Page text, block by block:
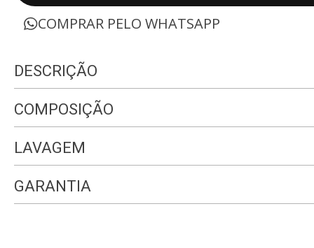
COMPRAR PELO WHATSAPP
DESCRIÇÃO
COMPOSIÇÃO
LAVAGEM
GARANTIA